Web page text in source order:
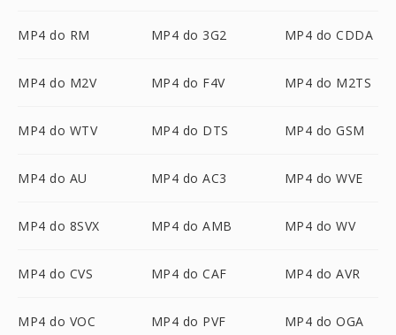
MP4 do RM MP4 do 3G2 MP4 do CDDA
MP4 do M2V MP4 do F4V MP4 do M2TS
MP4 do WTV MP4 do DTS MP4 do GSM
MP4 do AU MP4 do AC3 MP4 do WVE
MP4 do 8SVX MP4 do AMB MP4 do WV
MP4 do CVS MP4 do CAF MP4 do AVR
MP4 do VOC MP4 do PVF MP4 do OGA